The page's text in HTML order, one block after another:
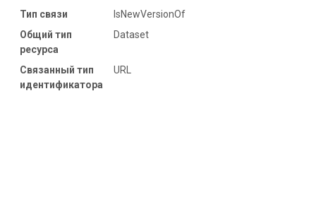
Тип связи
IsNewVersionOf
Общий тип
ресурса
Dataset
Связанный тип
идентификатора
URL